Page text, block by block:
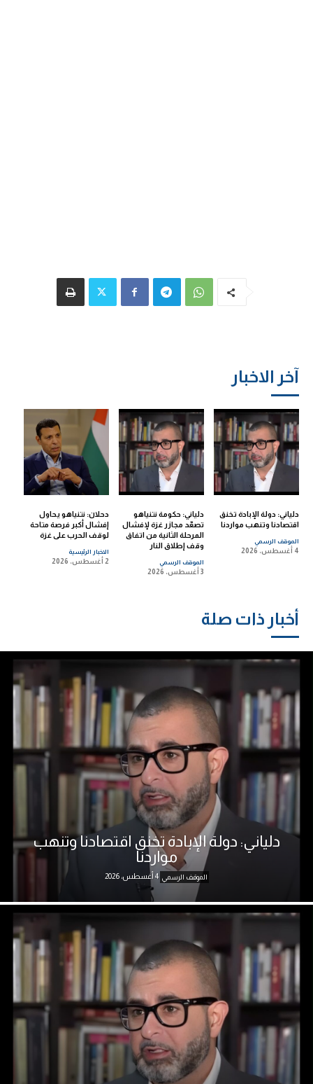
آخر الاخبار
دلياني: دولة الإبادة تخنق
اقتصادنا وتنهب مواردنا
الموقف الرسمي
4 أغسطس، 2026
دلياني: حكومة نتنياهو
تصعّد مجازر غزة لإفشال
المرحلة الثانية من اتفاق
وقف إطلاق النار
الموقف الرسمي
3 أغسطس، 2026
دحلان: نتنياهو يحاول
إفشال أكبر فرصة متاحة
لوقف الحرب على غزة
الاخبار الرئيسية
2 أغسطس، 2026
أخبار ذات صلة
دلياني: دولة الإبادة تخنق اقتصادنا وتنهب
مواردنا
الموقف الرسمي 4 أغسطس، 2026